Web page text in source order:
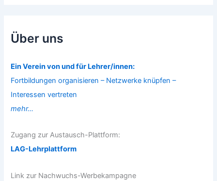
Über uns
Ein Verein von und für Lehrer/innen:
Fortbildungen organisieren – Netzwerke knüpfen –
Interessen vertreten
mehr...
Zugang zur Austausch-Plattform:
LAG-Lehrplattform
Link zur Nachwuchs-Werbekampagne